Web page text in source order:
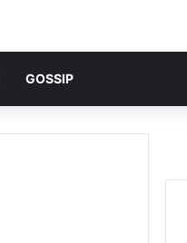
GOSSIP